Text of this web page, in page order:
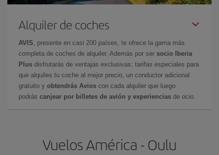
Alquiler de coches
AVIS , presente en casi 200 países, te ofrece la gama más
completa de coches de alquiler. Además por ser socio Iberia
Plus disfrutarás de ventajas exclusivas: tarifas especiales para
que alquiles tu coche al mejor precio, un conductor adicional
gratuito y obtendrás Avios con cada alquiler que luego
podrás canjear por billetes de avión y experiencias de ocio.
Vuelos América - Oulu